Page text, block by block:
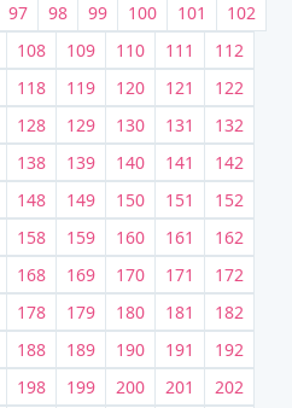
97 98 99 100 101
102
108 109 110 111
112
118 119 120 121
122
128 129 130 131
132
138 139 140 141
142
148 149 150 151
152
158 159 160 161
162
168 169 170 171
172
178 179 180 181
182
188 189 190 191
192
198 199 200 201
202